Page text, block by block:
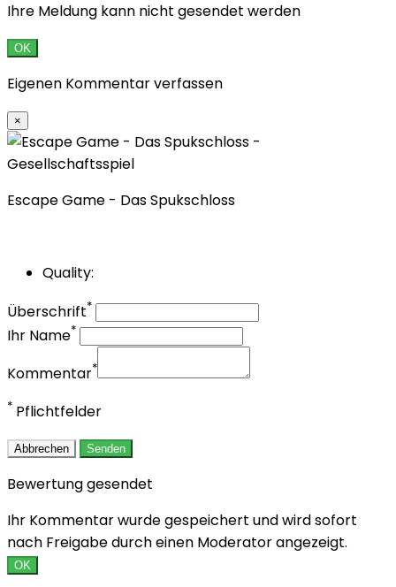
Ihre Meldung kann nicht gesendet werden
OK
Eigenen Kommentar verfassen
×
Escape Game - Das Spukschloss
Quality:
Überschrift*
Ihr Name*
Kommentar*
* Pflichtfelder
Abbrechen Senden
Bewertung gesendet
Ihr Kommentar wurde gespeichert und wird sofort
nach Freigabe durch einen Moderator angezeigt.
OK